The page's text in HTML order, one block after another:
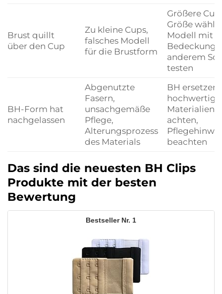
Brust quillt
über den Cup
Zu kleine Cups,
falsches Modell
für die Brustform
Größere
Größe
Modell mit
Bedeckung
anderem
testen
BH-Form hat
nachgelassen
Abgenutzte
Fasern,
unsachgemäße
Pflege,
Alterungsprozess
des Materials
BH
hochwertige
Materialien
achten,
beachten
Das sind die neuesten BH Clips
Produkte mit der besten
Bewertung
1